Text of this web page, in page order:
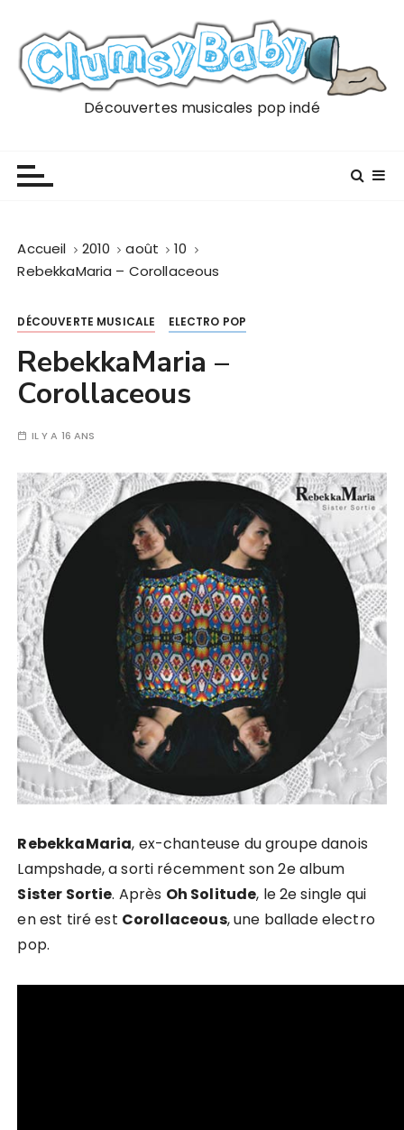
Découvertes musicales pop indé
Accueil 2010 août
10
RebekkaMaria – Corollaceous
DÉCOUVERTE MUSICALE ELECTRO POP
RebekkaMaria –
Corollaceous
IL Y A 16 ANS
RebekkaMaria, ex-chanteuse du groupe danois
Lampshade, a sorti récemment son 2e album
Sister Sortie. Après Oh Solitude, le 2e single qui
en est tiré est Corollaceous, une ballade electro
pop.